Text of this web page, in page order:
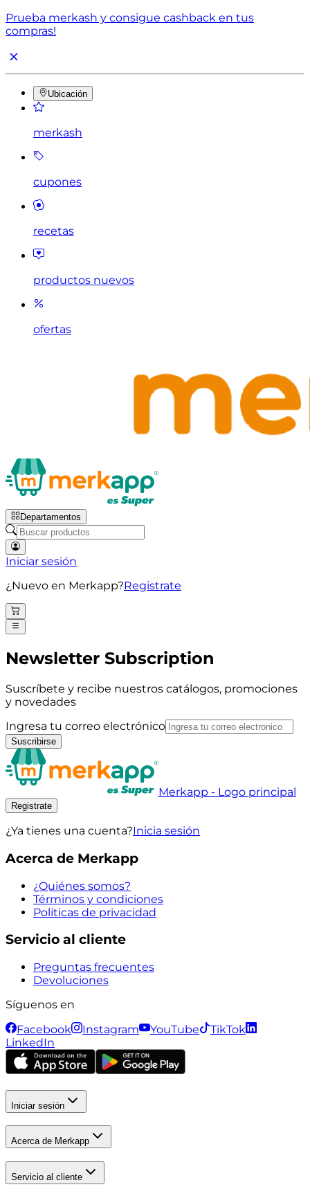
Prueba merkash y consigue cashback en tus
compras!
Ubicación
merkash
cupones
recetas
productos nuevos
ofertas
Departamentos
Iniciar sesión
¿Nuevo en Merkapp?Registrate
Newsletter Subscription
Suscríbete y recibe nuestros catálogos, promociones
y novedades
Ingresa tu correo electrónico
Suscribirse
Merkapp - Logo principal
Registrate
¿Ya tienes una cuenta?Inicia sesión
Acerca de Merkapp
¿Quiénes somos?
Términos y condiciones
Políticas de privacidad
Servicio al cliente
Preguntas frecuentes
Devoluciones
Síguenos en
Facebook
Instagram YouTube
TikTok
LinkedIn
Iniciar sesión
Acerca de Merkapp
Servicio al cliente